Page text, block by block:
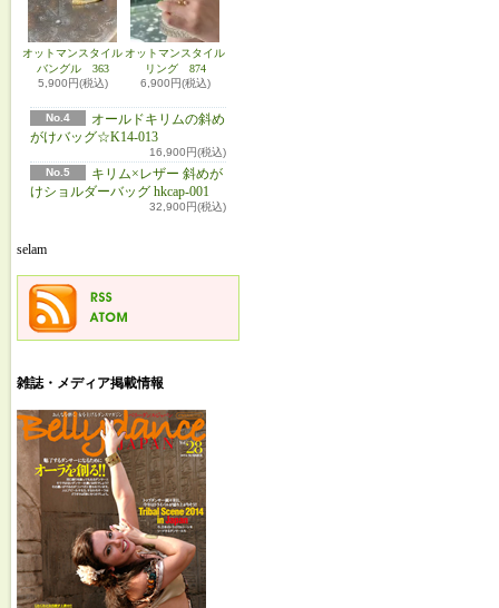
オットマンスタイル
バングル 363
5,900円(税込)
オットマンスタイル
リング 874
6,900円(税込)
No.4
オールドキリムの斜め
がけバッグ☆K14-013
16,900円(税込)
No.5
キリム×レザー 斜めが
けショルダーバッグ hkcap-001
32,900円(税込)
selam
雑誌・メディア掲載情報